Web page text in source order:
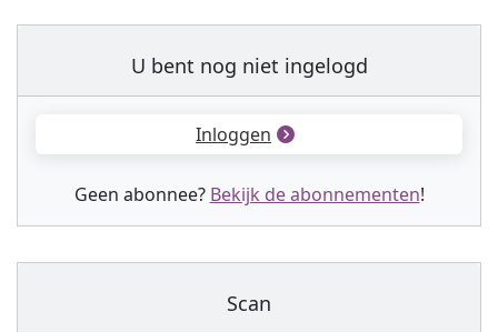
U bent nog niet ingelogd
Inloggen
Geen abonnee? Bekijk de abonnementen!
Scan